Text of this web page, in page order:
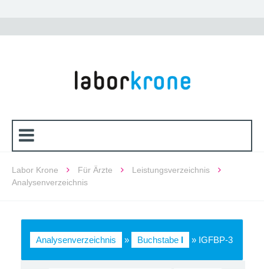
Labor Krone Für Ärzte
Leistungsverzeichnis
Analysenverzeichnis
Analysenverzeichnis » Buchstabe I » IGFBP-3